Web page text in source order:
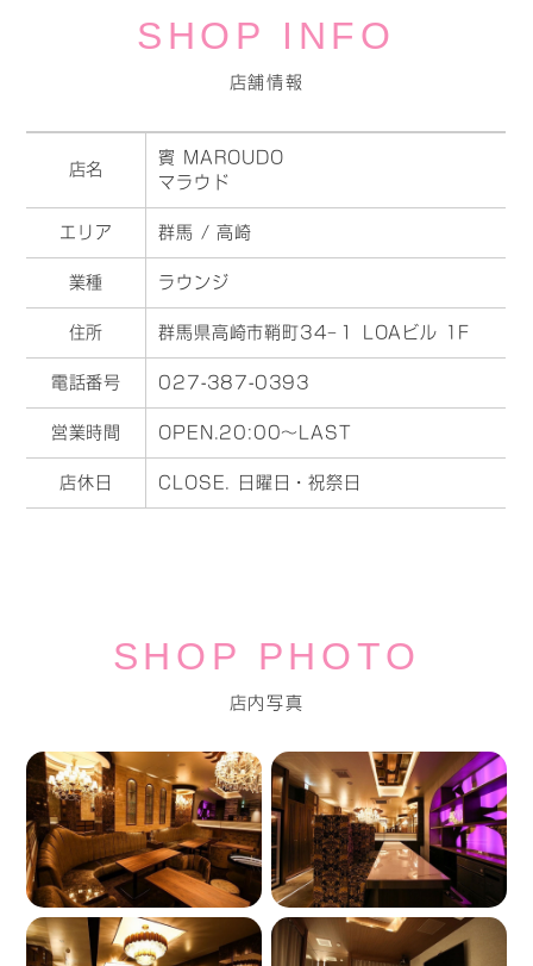
SHOP INFO
店舗情報
店名
賓 MAROUDO
マラウド
エリア 群馬 / 高崎
業種 ラウンジ
住所 群馬県高崎市鞘町34−１ LOAビル 1F
電話番号 027-387-0393
営業時間 OPEN.20:00～LAST
店休日 CLOSE. 日曜日・祝祭日
SHOP PHOTO
店内写真